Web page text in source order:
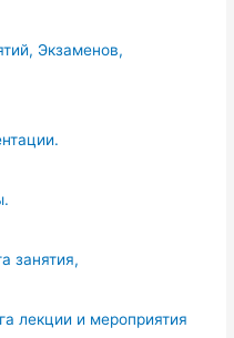
Экзаменов,
занятия,
лекции и мероприятия